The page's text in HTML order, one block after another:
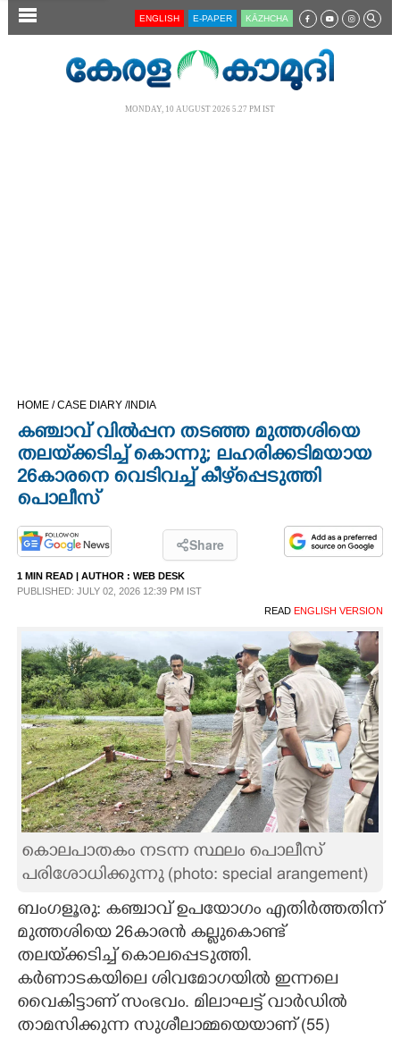
SECTIONS
OPINION
LIFESTYLE
INFO+
ART
ASTRO
CARTOONS
LITERATURE
ZOOM
CONTACT US
ENGLISH E-PAPER KĀZHCHA
MONDAY, 10 AUGUST 2026 5.27 PM IST
HOME /CASE DIARY /INDIA
കഞ്ചാവ് വിൽപ്പന തടഞ്ഞ മുത്തശിയെ
തലയ്‌ക്കടിച്ച് കൊന്നു; ലഹരിക്കടിമയായ
26കാരനെ വെടിവച്ച് കീഴ്‌പ്പെടുത്തി
പൊലീസ്
Share
1 MIN READ | AUTHOR : WEB DESK
PUBLISHED: JULY 02, 2026 12:39 PM IST
READ ENGLISH VERSION
കൊലപാതകം നടന്ന സ്ഥലം പൊലീസ്
പരിശോധിക്കുന്നു (photo: special arangement)
ബംഗളൂരു: കഞ്ചാവ് ഉപയോഗം എതിർത്തതിന്
മുത്തശിയെ 26കാരൻ കല്ലുകൊണ്ട്
തലയ്‌ക്കടിച്ച് കൊലപ്പെടുത്തി.
കർണാടകയിലെ ശിവമോഗയിൽ ഇന്നലെ
വൈകിട്ടാണ് സംഭവം. മിലാഘട്ട് വാർഡിൽ
താമസിക്കുന്ന സുശീലാമ്മയെയാണ് (55)